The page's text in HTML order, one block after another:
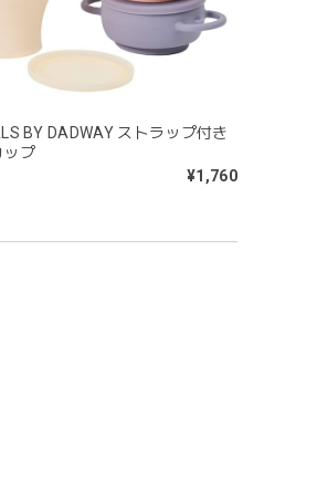
若干気になりますが、見た
ざいました♡
BY DADWAY ストラップ付き
ップ
¥1,760